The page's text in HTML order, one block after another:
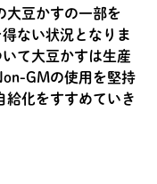
大豆かすの一部を
ない状況となりま
て大豆かすは生産
GMの使用を堅持
給化をすすめていき